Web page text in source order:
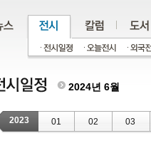
2024년 6월
2023 01 02 03